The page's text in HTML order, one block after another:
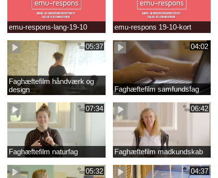
emu-respons-lang-19-10 emu-respons 19-10-kort
05:37
Faghæftefilm håndværk og
design
04:02
Faghæftefilm samfundsfag
07:34
Faghæftefilm naturfag
06:42
Faghæftefilm madkundskab
05:32 04:37